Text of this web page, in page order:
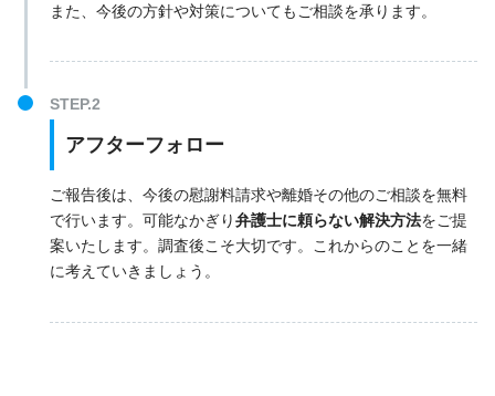
また、今後の方針や対策についてもご相談を承ります。
アフターフォロー
ご報告後は、今後の慰謝料請求や離婚その他のご相談を無料
で行います。可能なかぎり弁護士に頼らない解決方法をご提
案いたします。調査後こそ大切です。これからのことを一緒
に考えていきましょう。